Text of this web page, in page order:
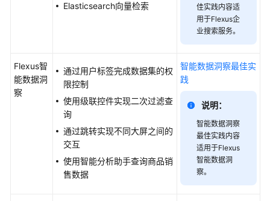
通
用
Elasticsearch向量检索
佳实践内容适
用于Flexus企
业搜索服务。
Flexus智
能数据洞
察
通过用户标签完成数据集的权
限控制
使用级联控件实现二次过滤查
询
通过跳转实现不同大屏之间的
交互
使用智能分析助手查询商品销
售数据
智能数据洞察最佳实
践
说明：
智能数据洞察
最佳实践内容
适用于Flexus
智能数据洞
察。